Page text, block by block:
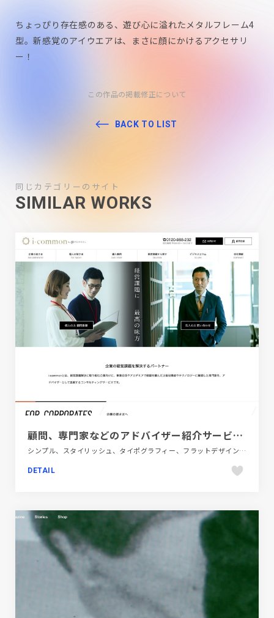
ちょっぴり存在感のある、遊び心に溢れたメタルフレーム4
型。新感覚のアイウエアは、まさに顔にかけるアクセサリ
ー！
この作品の掲載修正について
BACK TO LIST
同じカテゴリーのサイト
SIMILAR WORKS
顧問、専門家などのアドバイザー紹介サービス - 【i-common】
シンプル、スタイリッシュ、タイポグラフィー、フラットデザイン、ブラック系 、ブランド・サービスサイト、ホワイト系、レッド系、大きめ写真、金融・法律・人材・専門職
DETAIL